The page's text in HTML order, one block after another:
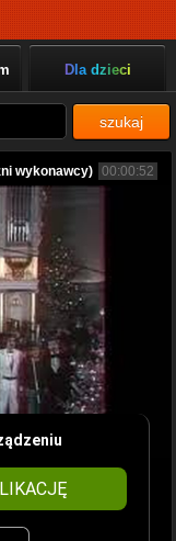
Dla dzieci
szukaj
wykonawcy) 00:00:52